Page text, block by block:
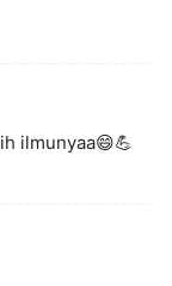
ilmunyaa😄💪